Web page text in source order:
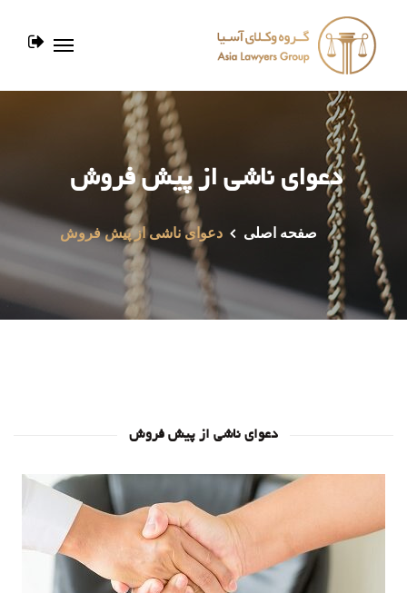
دعوای ناشی از پیش فروش
صفحه اصلی دعوای ناشی از پیش فروش
دعوای ناشی از پیش فروش